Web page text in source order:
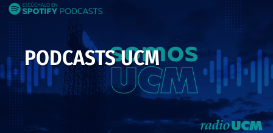
PODCASTS UCM